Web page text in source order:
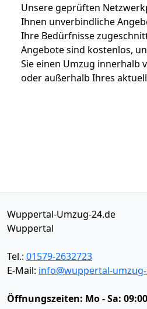
Unsere geprüften
Ihnen unverbindliche
Ihre Bedürfnisse
Angebote sind kostenlos,
Sie einen Umzug innerhalb
oder außerhalb Ihres
Wuppertal-Umzug-24.de
Wuppertal
Tel.: 01579-2632723
E-Mail: info@wuppertal-
Öffnungszeiten: Mo - Sa: